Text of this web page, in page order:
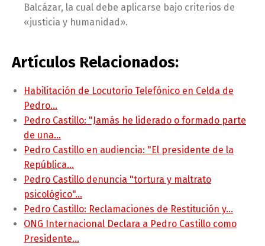
Balcázar, la cual debe aplicarse bajo criterios de
«justicia y humanidad».
Artículos Relacionados:
Habilitación de Locutorio Telefónico en Celda de
Pedro…
Pedro Castillo: "Jamás he liderado o formado parte
de una…
Pedro Castillo en audiencia: "El presidente de la
República…
Pedro Castillo denuncia "tortura y maltrato
psicológico"…
Pedro Castillo: Reclamaciones de Restitución y…
ONG Internacional Declara a Pedro Castillo como
Presidente…